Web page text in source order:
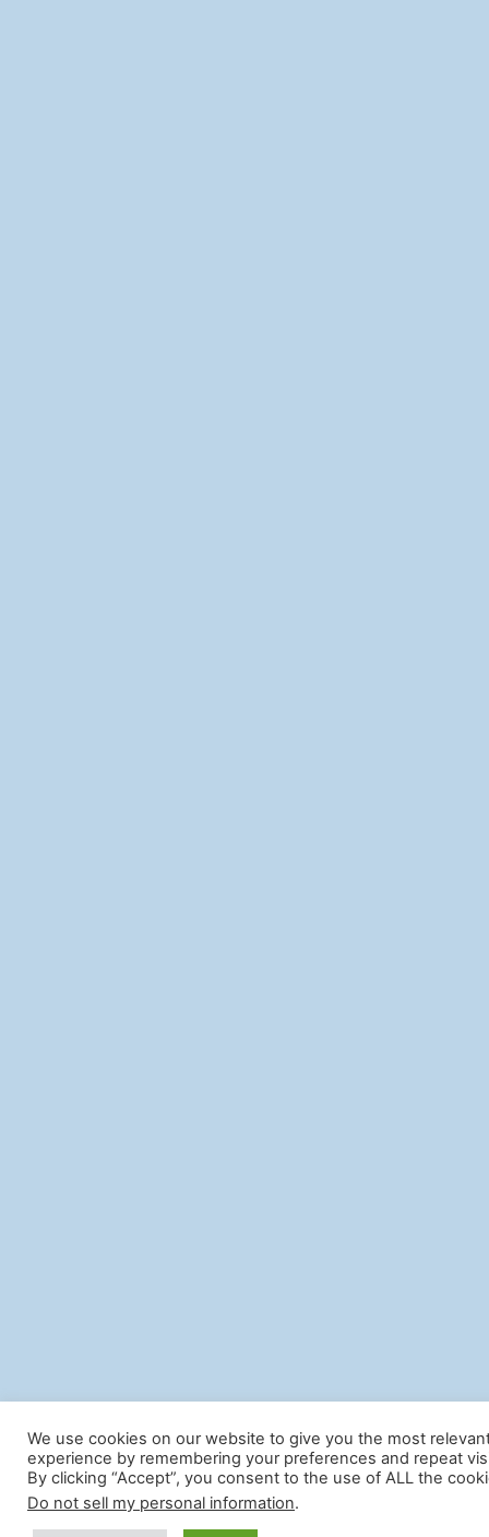
We use cookies on our website to give you the most
experience by remembering your preferences and repeat
By clicking “Accept”, you consent to the use of ALL the
Do not sell my personal information.